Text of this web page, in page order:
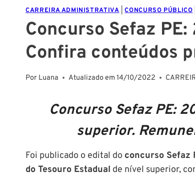
CARREIRA ADMINISTRATIVA |CONCURSO PÚBLICO
Concurso Sefaz
Confira conteúdos
Por Luana Atualizado em 14/10/2022
Concurso Sefaz PE:
superior.
Foi publicado o edital do concurso Sefaz
do Tesouro Estadual de nível superior,